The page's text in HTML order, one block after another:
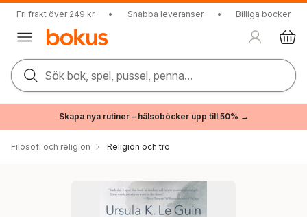
Fri frakt över 249 kr • Snabba leveranser • Billiga böcker
Sök bok, spel, pussel, penna...
Skapa nya rutiner – hälsoböcker upp till 50% →
Filosofi och religion Religion och tro